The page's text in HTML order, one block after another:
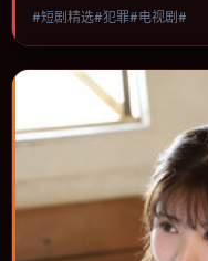
进，节奏与视听语言统一，
#短剧精选#犯罪#电视剧#